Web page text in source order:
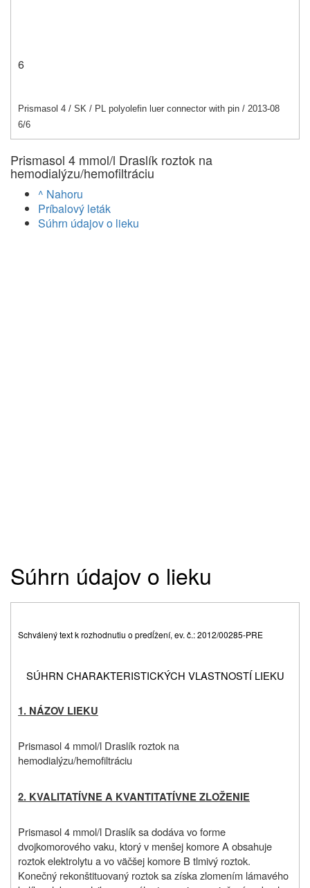
6
Prismasol 4 / SK / PL polyolefin luer connector with pin / 2013-08
6/6
Prismasol 4 mmol/l Draslík roztok na
hemodialýzu/hemofiltráciu
^ Nahoru
Príbalový leták
Súhrn údajov o lieku
Súhrn údajov o lieku
Schválený text k rozhodnutiu o predĺžení, ev. č.: 2012/00285-PRE
SÚHRN CHARAKTERISTICKÝCH VLASTNOSTÍ LIEKU
1. NÁZOV LIEKU
Prismasol 4 mmol/l Draslík roztok na
hemodialýzu/hemofiltráciu
2. KVALITATÍVNE A KVANTITATÍVNE ZLOŽENIE
Prismasol 4 mmol/l Draslík sa dodáva vo forme
dvojkomorového vaku, ktorý v menšej komore A obsahuje
roztok elektrolytu a vo väčšej komore B tlmivý roztok.
Konečný rekonštituovaný roztok sa získa zlomením lámavého